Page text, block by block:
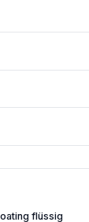
flüssig